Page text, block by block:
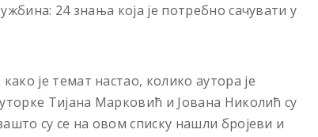
24 знања која је потребно сачувати у
је темат настао, колико аутора је
Тијана Марковић и Јована Николић су
су се на овом списку нашли бројеви и